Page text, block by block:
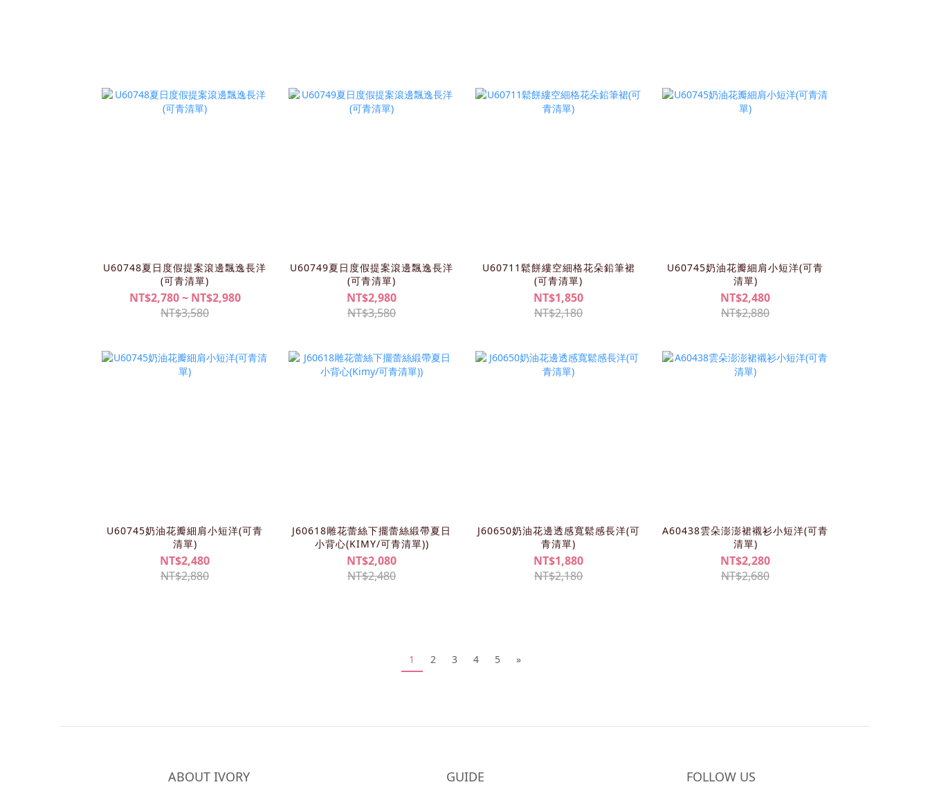
U60748夏日度假提案滾邊飄逸長洋
(可青清單)
NT$2,780 ~ NT$2,980
NT$3,580
U60749夏日度假提案滾邊飄逸長洋
(可青清單)
NT$2,980
NT$3,580
U60711鬆餅縷空細格花朵鉛筆裙
(可青清單)
NT$1,850
NT$2,180
U60745奶油花瓣細肩小短洋(可青
清單)
NT$2,480
NT$2,880
U60745奶油花瓣細肩小短洋(可青
清單)
NT$2,480
NT$2,880
J60618雕花蕾絲下擺蕾絲緞帶夏日
小背心(KIMY/可青清單))
NT$2,080
NT$2,480
J60650奶油花邊透感寬鬆感長洋(可
青清單)
NT$1,880
NT$2,180
A60438雲朵澎澎裙襯衫小短洋(可青
清單)
NT$2,280
NT$2,680
1 2 3 4 5 »
ABOUT IVORY GUIDE FOLLOW US